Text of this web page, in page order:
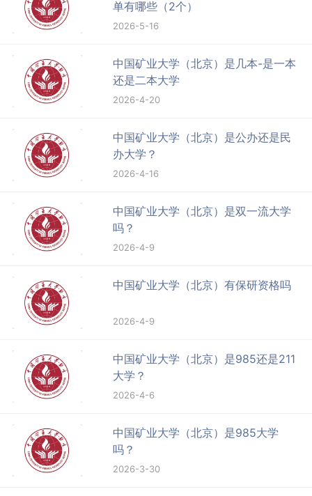
单有哪些（2个）
2026-5-16
中国矿业大学（北京）是几本-是一本
还是二本大学
2026-4-20
中国矿业大学（北京）是公办还是民
办大学？
2026-4-16
中国矿业大学（北京）是双一流大学
吗？
2026-4-9
中国矿业大学（北京）有保研资格吗
2026-4-9
中国矿业大学（北京）是985还是211
大学？
2026-4-6
中国矿业大学（北京）是985大学
吗？
2026-3-30